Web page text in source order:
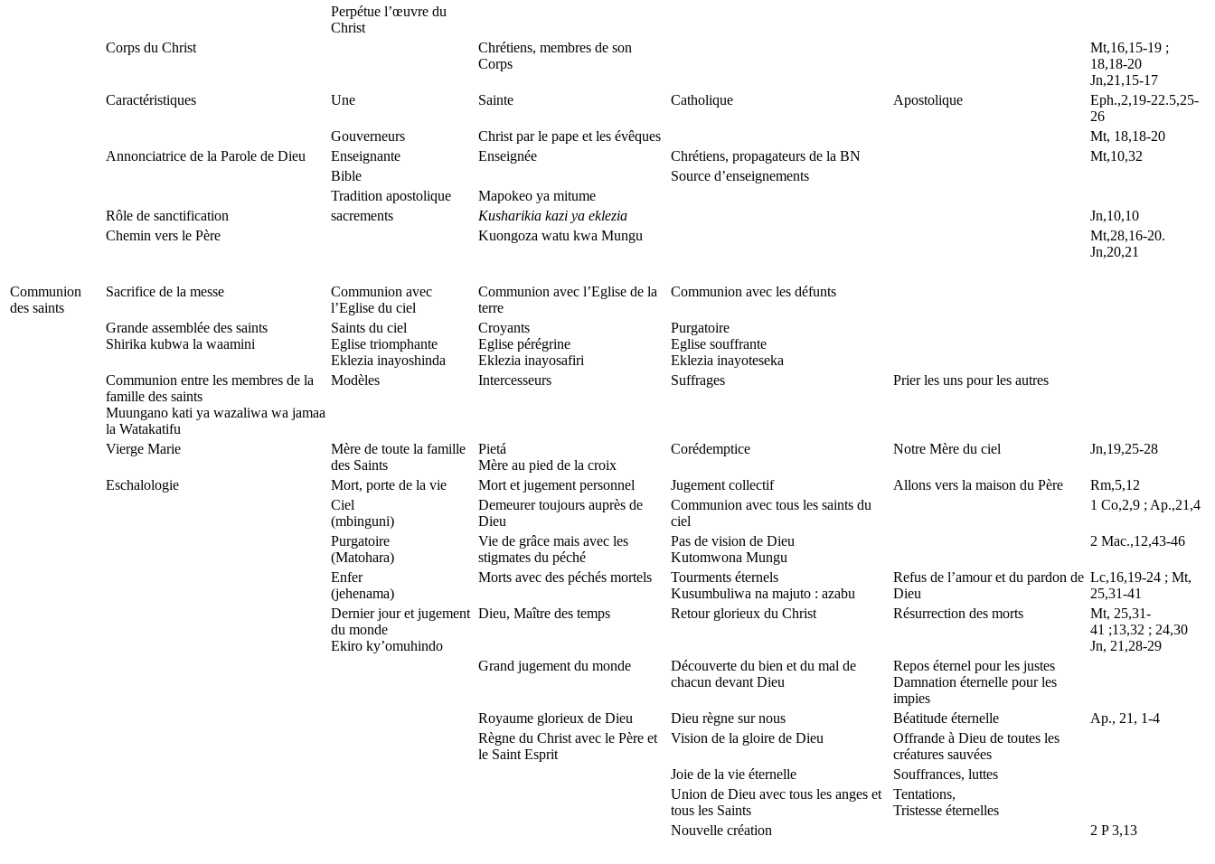
Perpétue l’œuvre du
Christ
Corps du Christ
Chrétiens, membres de son
Corps
Mt,16,15-19 ;
18,18-20
Jn,21,15-17
Caractéristiques
Une Sainte Catholique Apostolique
Eph.,2,19-22.5,25-
26
Gouverneurs
Christ par le pape et les évêques
Mt, 18,18-20
Annonciatrice de la Parole de Dieu
Enseignante Enseignée Chrétiens, propagateurs de la BN
Mt,10,32
Bible
Source d’enseignements
Tradition apostolique
Mapokeo ya mitume
Rôle de sanctification
sacrements Kusharikia kazi ya eklezia
Jn,10,10
Chemin vers le Père
Kuongoza watu kwa Mungu
Mt,28,16-20.
Jn,20,21
Communion
des saints
Sacrifice de la messe
Communion avec
l’Eglise du ciel
Communion avec l’Eglise de la
terre
Communion avec les défunts
Grande assemblée des saints
Shirika kubwa la waamini
Saints du ciel
Eglise triomphante
Eklezia inayoshinda
Croyants
Eglise pérégrine
Eklezia inayosafiri
Purgatoire
Eglise souffrante
Eklezia inayoteseka
Communion entre les membres de la
famille des saints
Muungano kati ya wazaliwa wa jamaa
la Watakatifu
Modèles Intercesseurs Suffrages Prier les uns pour les autres
Vierge Marie
Mère de toute la famille
des Saints
Pietá
Mère au pied de la croix
Corédemptice Notre Mère du ciel Jn,19,25-28
Eschalologie Mort, porte de la vie Mort et jugement personnel Jugement collectif Allons vers la maison du Père
Rm,5,12
Ciel
(mbinguni)
Demeurer toujours auprès de
Dieu
Communion avec tous les saints du
ciel
1 Co,2,9 ; Ap.,21,4
Purgatoire
(Matohara)
Vie de grâce mais avec les
stigmates du péché
Pas de vision de Dieu
Kutomwona Mungu
2 Mac.,12,43-46
Enfer
(jehenama)
Morts avec des péchés mortels
Tourments éternels
Kusumbuliwa na majuto : azabu
Refus de l’amour et du pardon de
Dieu
Lc,16,19-24 ; Mt,
25,31-41
Dernier jour et jugement
du monde
Ekiro ky’omuhindo
Dieu, Maître des temps Retour glorieux du Christ Résurrection des morts
Mt, 25,31-
41 ;13,32 ; 24,30
Jn, 21,28-29
Grand jugement du monde
Découverte du bien et du mal de
chacun devant Dieu
Repos éternel pour les justes
Damnation éternelle pour les
impies
Royaume glorieux de Dieu
Dieu règne sur nous Béatitude éternelle
Ap., 21, 1-4
Règne du Christ avec le Père et
le Saint Esprit
Vision de la gloire de Dieu
Offrande à Dieu de toutes les
créatures sauvées
Joie de la vie éternelle
Souffrances, luttes
Union de Dieu avec tous les anges et
tous les Saints
Tentations,
Tristesse éternelles
Nouvelle création
2 P 3,13